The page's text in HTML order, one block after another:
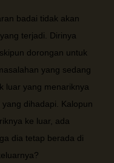
badai tidak akan
terjadi. Dirinya
dorongan untuk
yang sedang
luar yang menariknya
dihadapi. Kalopun
ke luar, ada
dia tetap berada di